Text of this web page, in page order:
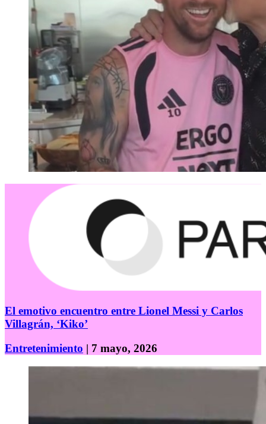
El emotivo encuentro entre Lionel Messi y Carlos
Villagrán, ‘Kiko’
Entretenimiento | 7 mayo, 2026